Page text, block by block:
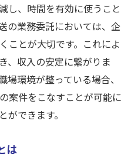
し、時間を有効に使うこと
の業務委託においては、企
ことが大切です。これによ
、収入の安定に繋がりま
場環境が整っている場合、
案件をこなすことが可能に
ができます。
は